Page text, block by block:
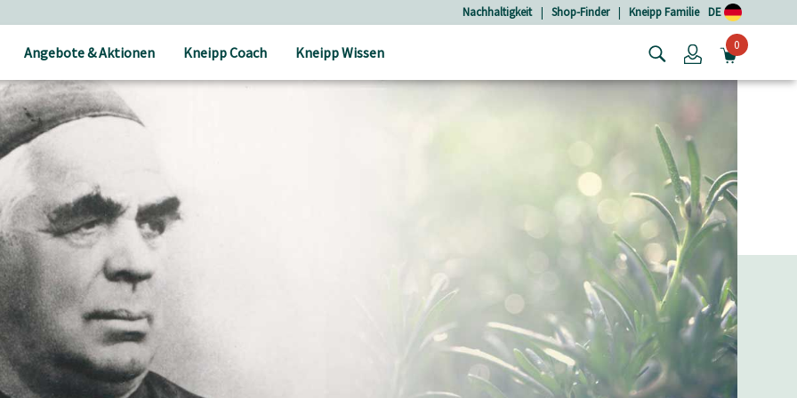
Nachhaltigkeit | Shop-Finder | Kneipp Familie DE
Angebote & Aktionen Kneipp Coach Kneipp Wissen Login0